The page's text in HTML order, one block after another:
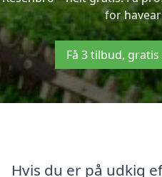
for
Få 3 tilbud,
Hvis du er på udkig